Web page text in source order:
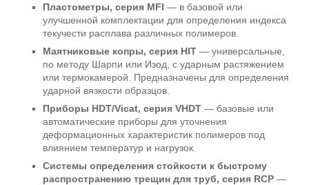
Пластометры, серия MFI — в базовой или
улучшенной комплектации для определения индекса
текучести расплава различных полимеров.
Маятниковые копры, серия HIT — универсальные,
по методу Шарпи или Изод, с ударным растяжением
или термокамерой. Предназначены для определения
ударной вязкости образцов.
Приборы HDT/Vicat, серия VHDT — базовые или
автоматические приборы для уточнения
деформационных характеристик полимеров под
влиянием температур и нагрузок.
Системы определения стойкости к быстрому
распространению трещин для труб, серия RCP —